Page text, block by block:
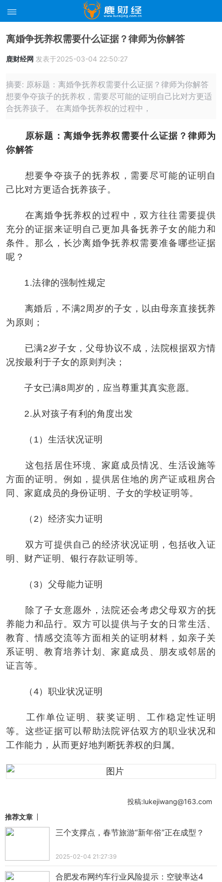
离婚争抚养权需要什么证据？律师为你解答
鹿财经网 发表于2025-03-04 22:50:27
摘要: 原标题：离婚争抚养权需要什么证据？律师为你解答
想要争夺孩子的抚养权，需要尽可能的证明自己比对方更适
合抚养孩子。 在离婚争抚养权的过程中，
原标题：离婚争抚养权需要什么证据？律师为
你解答
想要争夺孩子的抚养权，需要尽可能的证明自
己比对方更适合抚养孩子。
在离婚争抚养权的过程中，双方往往需要提供
充分的证据来证明自己更加具备抚养子女的能力和
条件。那么，长沙离婚争抚养权需要准备哪些证据
呢？
1.法律的强制性规定
离婚后，不满2周岁的子女，以由母亲直接抚养
为原则；
已满2岁子女，父母协议不成，法院根据双方情
况按最利于子女的原则判决；
子女已满8周岁的，应当尊重其真实意愿。
2.从对孩子有利的角度出发
（1）生活状况证明
这包括居住环境、家庭成员情况、生活设施等
方面的证明。例如，提供居住地的房产证或租房合
同、家庭成员的身份证明、子女的学校证明等。
（2）经济实力证明
双方可提供自己的经济状况证明，包括收入证
明、财产证明、银行存款证明等。
（3）父母能力证明
除了子女意愿外，法院还会考虑父母双方的抚
养能力和品行。双方可以提供与子女的日常生活、
教育、情感交流等方面相关的证明材料，如亲子关
系证明、教育培养计划、家庭成员、朋友或邻居的
证言等。
（4）职业状况证明
工作单位证明、获奖证明、工作稳定性证明
等。这些证据可以帮助法院评估双方的职业状况和
工作能力，从而更好地判断抚养权的归属。
投稿:lukejiwang@163.com
推荐文章
三个支撑点，春节旅游“新年俗”正在成型？
2025-02-04 21:27:39
合肥发布网约车行业风险提示：空驶率达4